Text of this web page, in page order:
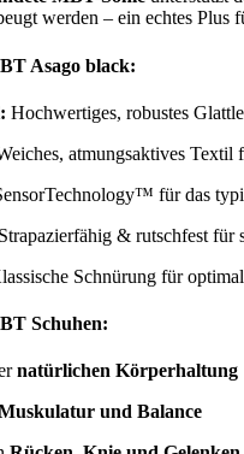
werden – ein echtes Plus
Asago black:
Hochwertiges, robustes
atmungsaktives Textil
für das
Strapazierfähig & rutschfest für
Schnürung für
Schuhen:
natürlichen Körperhaltung
und Balance